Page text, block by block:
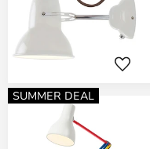
SUMMER DEAL